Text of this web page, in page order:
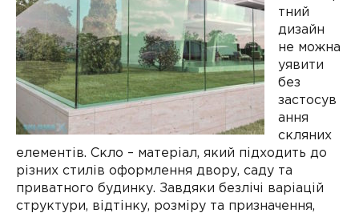
тний
дизайн
не можна
уявити
без
застосув
ання
скляних
елементів. Скло – матеріал, який підходить до
різних стилів оформлення двору, саду та
приватного будинку. Завдяки безлічі варіацій
структури, відтінку, розміру та призначення,